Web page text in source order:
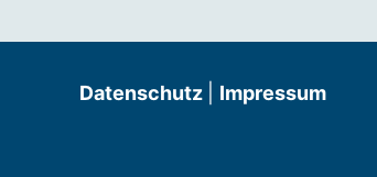
Datenschutz Impressum